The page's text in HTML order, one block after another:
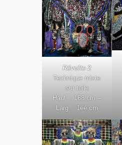
Révolte 2
Technique mixte
sur toile
Haut. : 168 cm –
Larg. : 1éé cm